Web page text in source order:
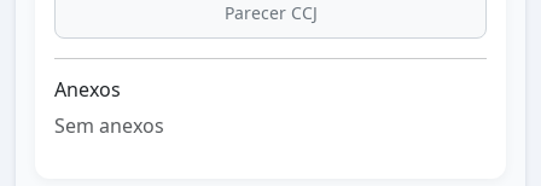
Parecer CCJ
Anexos
Sem anexos